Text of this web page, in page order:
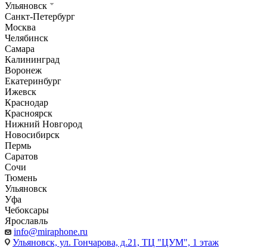
Ульяновск
Санкт-Петербург
Москва
Челябинск
Самара
Калининград
Воронеж
Екатеринбург
Ижевск
Краснодар
Красноярск
Нижний Новгород
Новосибирск
Пермь
Саратов
Сочи
Тюмень
Ульяновск
Уфа
Чебоксары
Ярославль
info@miraphone.ru
Ульяновск, ул. Гончарова, д.21, ТЦ "ЦУМ", 1 этаж